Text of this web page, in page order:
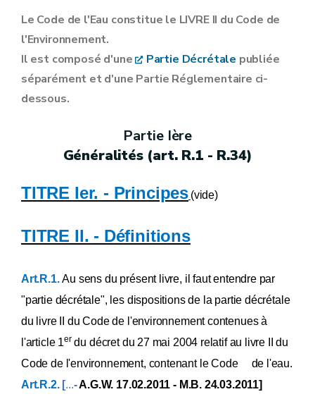
Annexe XI
Annexe XIII
Annexe XIV [ ... ] [A.G.W. 03.05.2007] [A.G.W. 12.02.2009]
Annexe XV
Annexe XVI
Annexe XVII
Annexe XX
Annexe XXI
Annexe [XXIIbis] [A.G.W. 23.02.2023]
Annexe XXIII
Annexe XXV
Annexe XXVI
Annexe XXIX
Annexe XXX
Annexe XXXI
Annexe XXXII
Annexe XXXIII
Annexe XXXIV
Annexe XXXV
Annexe XXXVI
Annexe XXXVII
Le Code de l'Eau constitue le LIVRE II du Code de
l'Environnement.
Il est composé d'une
Partie Décrétale publiée
séparément et d'une Partie Réglementaire ci-
dessous.
Partie Ière
Généralités (art. R.1 - R.34)
TITRE Ier. - Principes (vide)
TITRE II. - Définitions
Art.R.1.Au sens du présent livre, il faut entendre par
"partie décrétale", les dispositions de la partie décrétale
du livre II du Code de l'environnement contenues à
l'article 1er du décret du 27 mai 2004 relatif au livre II du
Code de l'environnement, contenant le Code de l'eau.
Art.R.2. [...-A.G.W. 17.02.2011 - M.B. 24.03.2011]